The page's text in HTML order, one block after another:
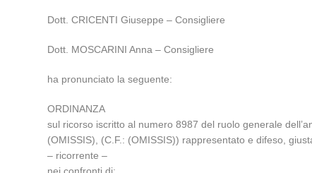
Dott. CRICENTI Giuseppe – Consigliere
Dott. MOSCARINI Anna – Consigliere
ha pronunciato la seguente:
ORDINANZA
sul ricorso iscritto al numero 8987 del ruolo generale
(OMISSIS), (C.F.: (OMISSIS)) rappresentato e difeso,
– ricorrente –